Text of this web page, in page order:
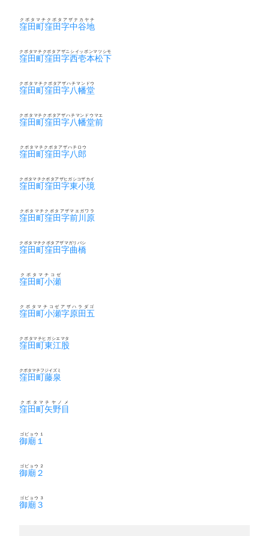
窪田町窪田字中谷地
クボタマチクボタアザナカヤチ
窪田町窪田字西壱本松下
クボタマチクボタアザニシイッポンマツシモ
窪田町窪田字八幡堂
クボタマチクボタアザハチマンドウ
窪田町窪田字八幡堂前
クボタマチクボタアザハチマンドウマエ
窪田町窪田字八郎
クボタマチクボタアザハチロウ
窪田町窪田字東小境
クボタマチクボタアザヒガシコザカイ
窪田町窪田字前川原
クボタマチクボタアザマエガワラ
窪田町窪田字曲橋
クボタマチクボタアザマガリバシ
窪田町小瀬
クボタマチコゼ
窪田町小瀬字原田五
クボタマチコゼアザハラダゴ
窪田町東江股
クボタマチヒガシエマタ
窪田町藤泉
クボタマチフジイズミ
窪田町矢野目
クボタマチヤノメ
御廟１
ゴビョウ１
御廟２
ゴビョウ２
御廟３
ゴビョウ３